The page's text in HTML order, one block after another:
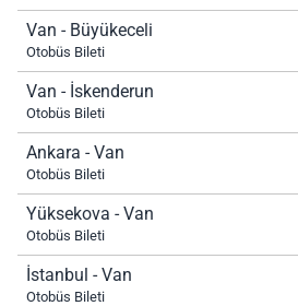
Van - Büyükeceli
Otobüs Bileti
Van - İskenderun
Otobüs Bileti
Ankara - Van
Otobüs Bileti
Yüksekova - Van
Otobüs Bileti
İstanbul - Van
Otobüs Bileti